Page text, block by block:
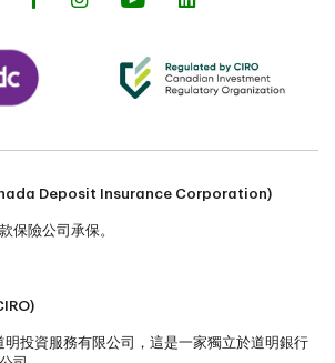
Deposit Insurance Corporation)
保險公司承保。
明投資服務有限公司，這是一家獨立於道明銀行